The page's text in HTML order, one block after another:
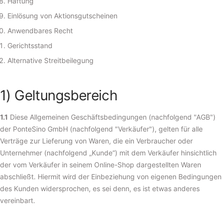
Einlösung von Aktionsgutscheinen
Anwendbares Recht
Gerichtsstand
Alternative Streitbeilegung
1) Geltungsbereich
1.1 Diese Allgemeinen Geschäftsbedingungen (nachfolgend "AGB")
der PonteSino GmbH (nachfolgend "Verkäufer"), gelten für alle
Verträge zur Lieferung von Waren, die ein Verbraucher oder
Unternehmer (nachfolgend „Kunde“) mit dem Verkäufer hinsichtlich
der vom Verkäufer in seinem Online-Shop dargestellten Waren
abschließt. Hiermit wird der Einbeziehung von eigenen Bedingungen
des Kunden widersprochen, es sei denn, es ist etwas anderes
vereinbart.